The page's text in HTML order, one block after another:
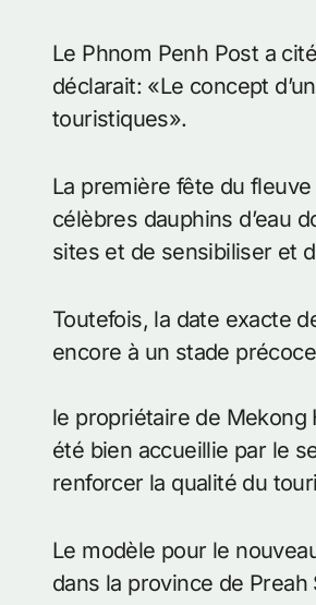
Le Phnom Penh Post a
déclarait: «Le concept
touristiques».
La première fête du
célèbres dauphins d’eau
sites et de sensibiliser et
Toutefois, la date exacte
encore à un stade
le propriétaire de Mekong
été bien accueillie par le
renforcer la qualité du
Le modèle pour le
dans la province de Preah